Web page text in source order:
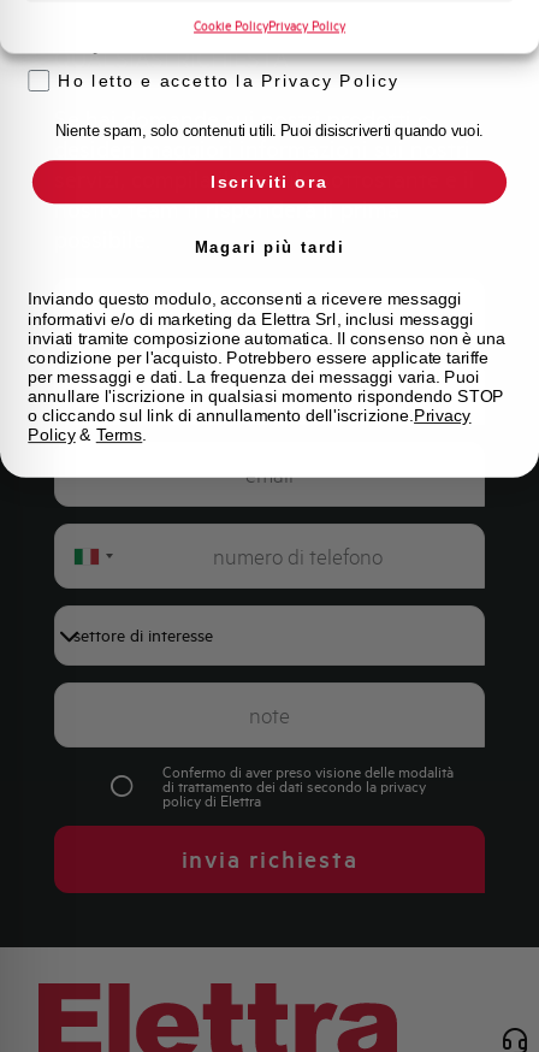
Cookie PolicyPrivacy Policy
SIAMO QUI PER AIUTARTI CON
QUALSIASI RICHIESTA
Se hai domande sui nostri prodotti o
desideri maggiori informazioni sui nostri
servizi, compila il modulo sottostante e il
nostro team ti risponderà il prima
Italy
Confermo di aver preso visione delle modalità
di trattamento dei dati secondo la privacy
policydi Elettra
invia richiesta
Ho letto e accetto la Privacy Policy
Niente spam, solo contenuti utili. Puoi disiscriverti quando vuoi.
Iscriviti ora
Magari più tardi
Inviando questo modulo, acconsenti a ricevere messaggi
informativi e/o di marketing da Elettra Srl, inclusi messaggi
inviati tramite composizione automatica. Il consenso non è una
condizione per l'acquisto. Potrebbero essere applicate tariffe
per messaggi e dati. La frequenza dei messaggi varia. Puoi
annullare l'iscrizione in qualsiasi momento rispondendo STOP
o cliccando sul link di annullamento dell'iscrizione. Privacy
Policy& Terms